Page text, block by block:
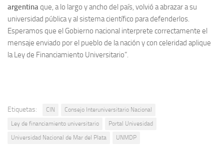
argentinaque, a lo largo y ancho del país, volvió a abrazar a su
universidad pública y al sistema científico para defenderlos.
Esperamos que el Gobierno nacional interprete correctamente el
mensaje enviado por el pueblo de la nación y con celeridad aplique
la Ley de Financiamiento Universitario”.
Etiquetas: CIN
Consejo Interuniversitario Nacional
Ley de financiamiento universitario
Portal Univesidad
Universidad Nacional de Mar del Plata
UNMDP